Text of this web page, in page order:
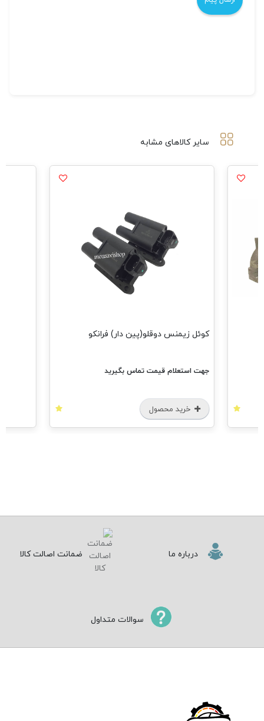
سایر کالاهای مشابه
کوئل زیمنس دوقلو(پین دار) فرانکو
جهت استعلام قیمت تماس بگیرید
خرید محصول
درباره ما ضمانت اصالت کالا
سوالات متداول